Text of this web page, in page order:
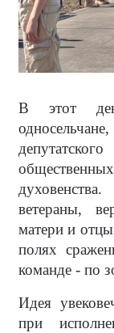
В этот
ветераны,
матери и
полях
команде - по
Идея
при